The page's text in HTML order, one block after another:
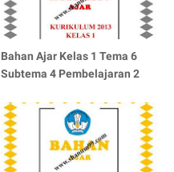
Bahan Ajar Kelas 1 Tema 6
Subtema 4 Pembelajaran 2